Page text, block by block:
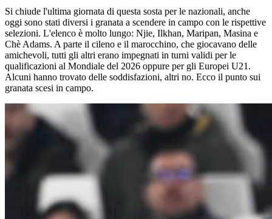
Si chiude l'ultima giornata di questa sosta per le nazionali, anche
oggi sono stati diversi i granata a scendere in campo con le rispettive
selezioni. L'elenco è molto lungo: Njie, Ilkhan, Maripan, Masina e
Chè Adams. A parte il cileno e il marocchino, che giocavano delle
amichevoli, tutti gli altri erano impegnati in turni validi per le
qualificazioni al Mondiale del 2026 oppure per gli Europei U21.
Alcuni hanno trovato delle soddisfazioni, altri no. Ecco il punto sui
granata scesi in campo.